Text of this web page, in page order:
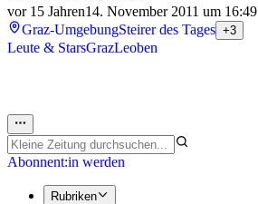
vor 15 Jahren14. November 2011 um 16:49
Graz-UmgebungSteirer des Tages +3
Leute & StarsGrazLeoben
Abonnent:in werden
Rubriken